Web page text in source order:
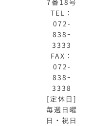
7番18号
TEL：
072-
838ｰ
3333
FAX：
072-
838ｰ
3338
[定休日]
毎週日曜
日・祝日